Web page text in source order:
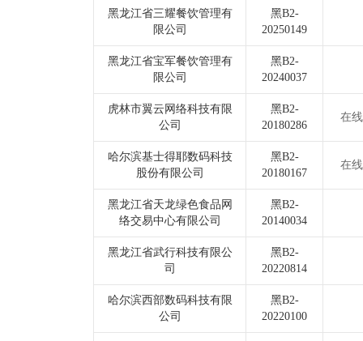
黑龙江省三耀餐饮管理有
限公司
黑B2-
20250149
黑龙江省宝军餐饮管理有
限公司
黑B2-
20240037
虎林市翼云网络科技有限
公司
黑B2-
20180286
在
哈尔滨基士得耶数码科技
股份有限公司
黑B2-
20180167
在
黑龙江省天龙绿色食品网
络交易中心有限公司
黑B2-
20140034
黑龙江省武行科技有限公
司
黑B2-
20220814
哈尔滨西部数码科技有限
公司
黑B2-
20220100